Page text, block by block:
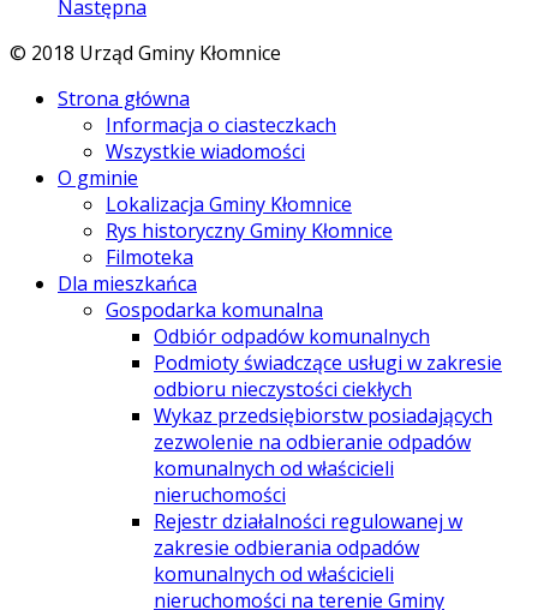
Następna
© 2018 Urząd Gminy Kłomnice
Strona główna
Informacja o ciasteczkach
Wszystkie wiadomości
O gminie
Lokalizacja Gminy Kłomnice
Rys historyczny Gminy Kłomnice
Filmoteka
Dla mieszkańca
Gospodarka komunalna
Odbiór odpadów komunalnych
Podmioty świadczące usługi w zakresie
odbioru nieczystości ciekłych
Wykaz przedsiębiorstw posiadających
zezwolenie na odbieranie odpadów
komunalnych od właścicieli
nieruchomości
Rejestr działalności regulowanej w
zakresie odbierania odpadów
komunalnych od właścicieli
nieruchomości na terenie Gminy